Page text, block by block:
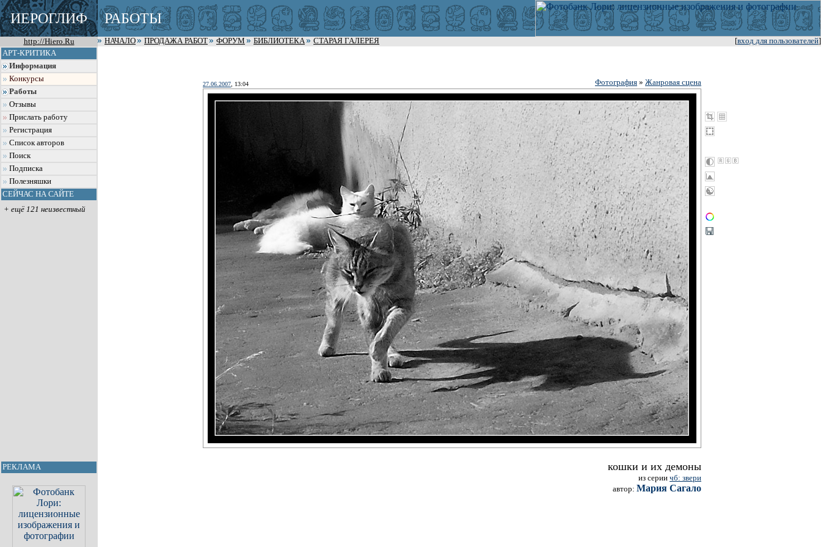
ИЕРОГЛИФ РАБОТЫ
http://Hiero.Ru [вход для пользователей]
НАЧАЛО ПРОДАЖА РАБОТ ФОРУМ БИБЛИОТЕКА
СТАРАЯ ГАЛЕРЕЯ
АРТ-КРИТИКА
Информация
Конкурсы
Работы
Отзывы
Прислать работу
Регистрация
Список авторов
Поиск
Подписка
Полезняшки
СЕЙЧАС НА САЙТЕ
+ ещё 121 неизвестный
РЕКЛАМА
27.06.2007 , 13:04 Фотография » Жанровая сцена
кошки и их демоны
из серии чб: звери
автор: Мария Сагало